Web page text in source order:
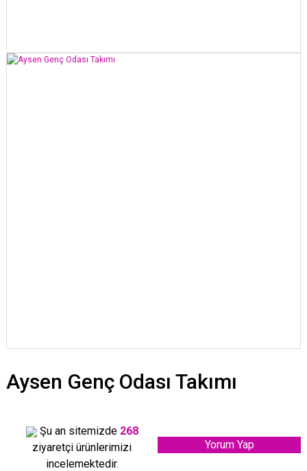
Aysen Genç Odası Takımı
Şu an sitemizde 268
ziyaretçi ürünlerimizi
incelemektedir.
Yorum Yap